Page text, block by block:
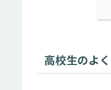
高校生のよ